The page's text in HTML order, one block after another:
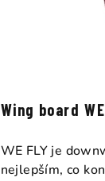
Wing board WE
WE FLY je
nejlepším, co